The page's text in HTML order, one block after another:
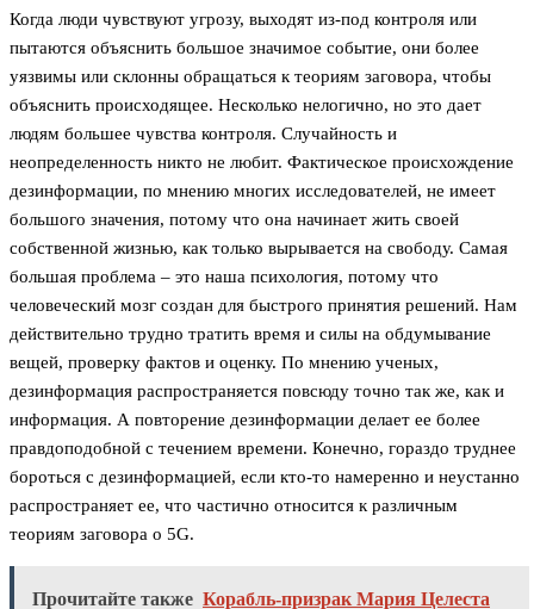
Когда люди чувствуют угрозу, выходят из-под контроля или
пытаются объяснить большое значимое событие, они более
уязвимы или склонны обращаться к теориям заговора, чтобы
объяснить происходящее. Несколько нелогично, но это дает
людям большее чувства контроля. Случайность и
неопределенность никто не любит. Фактическое происхождение
дезинформации, по мнению многих исследователей, не имеет
большого значения, потому что она начинает жить своей
собственной жизнью, как только вырывается на свободу. Самая
большая проблема – это наша психология, потому что
человеческий мозг создан для быстрого принятия решений. Нам
действительно трудно тратить время и силы на обдумывание
вещей, проверку фактов и оценку. По мнению ученых,
дезинформация распространяется повсюду точно так же, как и
информация. А повторение дезинформации делает ее более
правдоподобной с течением времени. Конечно, гораздо труднее
бороться с дезинформацией, если кто-то намеренно и неустанно
распространяет ее, что частично относится к различным
теориям заговора о 5G.
Прочитайте также Корабль-призрак Мария Целеста